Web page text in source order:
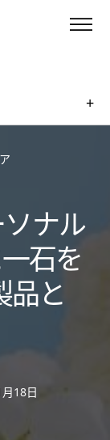
+
ナル
石を
品と
18日